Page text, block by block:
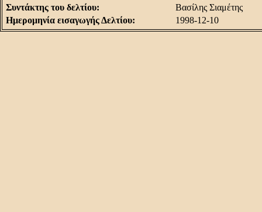
Συντάκτης του δελτίου:
Βασίλης Σιαμέτης
Hμερομηνία εισαγωγής Δελτίου:
1998-12-10